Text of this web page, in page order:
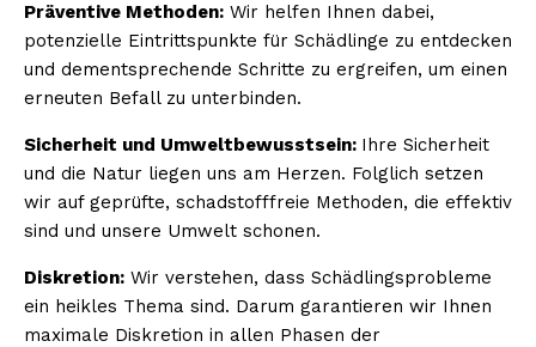
Präventive Methoden: Wir helfen Ihnen dabei,
potenzielle Eintrittspunkte für Schädlinge zu entdecken
und dementsprechende Schritte zu ergreifen, um einen
erneuten Befall zu unterbinden.
Sicherheit und Umweltbewusstsein: Ihre Sicherheit
und die Natur liegen uns am Herzen. Folglich setzen
wir auf geprüfte, schadstofffreie Methoden, die effektiv
sind und unsere Umwelt schonen.
Diskretion: Wir verstehen, dass Schädlingsprobleme
ein heikles Thema sind. Darum garantieren wir Ihnen
maximale Diskretion in allen Phasen der